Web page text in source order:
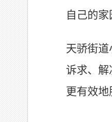
自己的家
天骄街
诉求、解
更有效地